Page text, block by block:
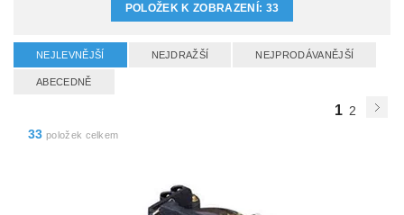
POLOŽEK K ZOBRAZENÍ: 33
NEJLEVNĚJŠÍ NEJDRAŽŠÍ NEJPRODÁVANĚJŠÍ
ABECEDNĚ
1 2
33 položek celkem